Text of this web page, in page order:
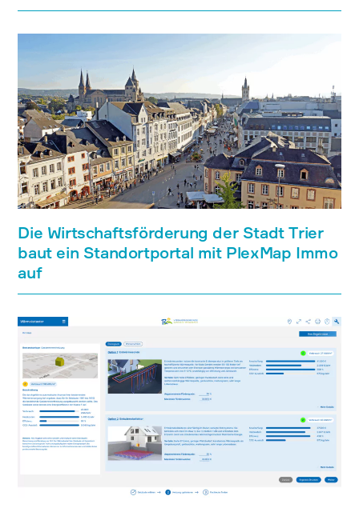
Die Wirtschaftsförderung der Stadt Trier
baut ein Standortportal mit PlexMap Immo
auf